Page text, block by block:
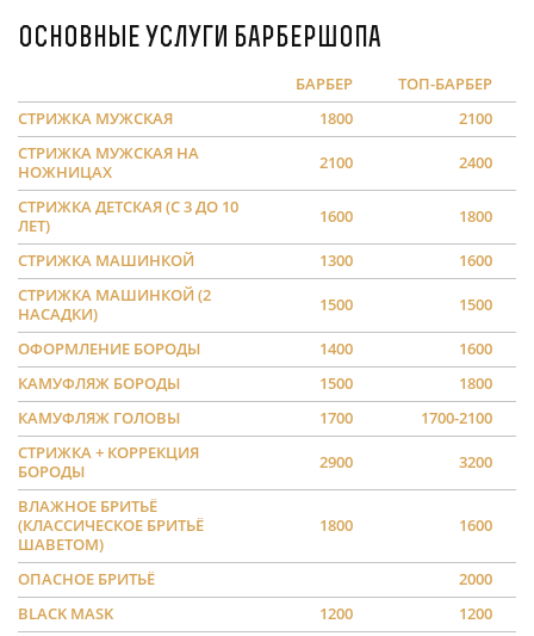
Основные услуги барбершопа
БАРБЕР
ТОП-БАРБЕР
СТРИЖКА МУЖСКАЯ
1800
2100
СТРИЖКА МУЖСКАЯ НА
НОЖНИЦАХ
2100 2400
СТРИЖКА ДЕТСКАЯ (С 3 ДО 10
ЛЕТ)
1600 1800
СТРИЖКА МАШИНКОЙ 1300
1600
СТРИЖКА МАШИНКОЙ (2
НАСАДКИ)
1500 1500
ОФОРМЛЕНИЕ БОРОДЫ 1400
1600
КАМУФЛЯЖ БОРОДЫ
1500
1800
КАМУФЛЯЖ ГОЛОВЫ
1700
1700-2100
СТРИЖКА + КОРРЕКЦИЯ
БОРОДЫ
2900 3200
ВЛАЖНОЕ БРИТЬЁ
(КЛАССИЧЕСКОЕ БРИТЬЁ
ШАВЕТОМ)
1800 1600
ОПАСНОЕ БРИТЬЁ
2000
BLACK MASK
1200
1200